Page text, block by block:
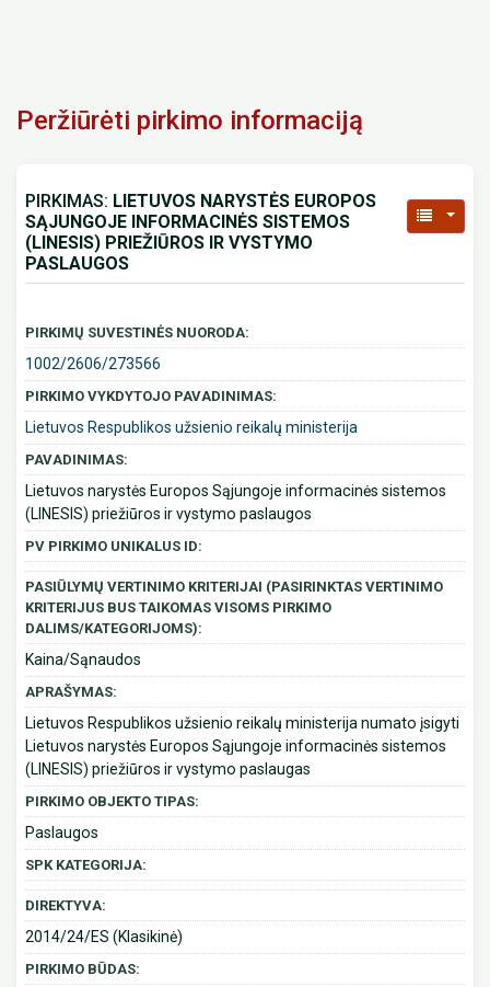
Peržiūrėti pirkimo informaciją
PIRKIMAS: LIETUVOS NARYSTĖS EUROPOS
SĄJUNGOJE INFORMACINĖS SISTEMOS
(LINESIS) PRIEŽIŪROS IR VYSTYMO
PASLAUGOS
PIRKIMŲ SUVESTINĖS NUORODA:
1002/2606/273566
PIRKIMO VYKDYTOJO PAVADINIMAS:
Lietuvos Respublikos užsienio reikalų ministerija
PAVADINIMAS:
Lietuvos narystės Europos Sąjungoje informacinės sistemos
(LINESIS) priežiūros ir vystymo paslaugos
PV PIRKIMO UNIKALUS ID:
PASIŪLYMŲ VERTINIMO KRITERIJAI (PASIRINKTAS VERTINIMO
KRITERIJUS BUS TAIKOMAS VISOMS PIRKIMO
DALIMS/KATEGORIJOMS):
Kaina/Sąnaudos
APRAŠYMAS:
Lietuvos Respublikos užsienio reikalų ministerija numato įsigyti
Lietuvos narystės Europos Sąjungoje informacinės sistemos
(LINESIS) priežiūros ir vystymo paslaugas
PIRKIMO OBJEKTO TIPAS:
Paslaugos
SPK KATEGORIJA:
DIREKTYVA:
2014/24/ES (Klasikinė)
PIRKIMO BŪDAS: